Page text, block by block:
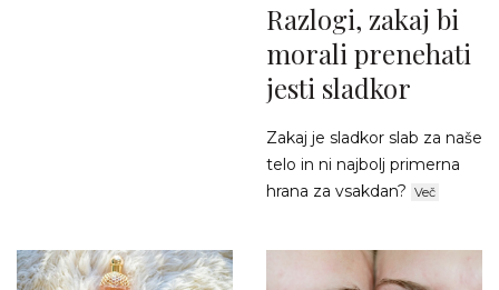
Razlogi, zakaj bi
morali prenehati
jesti sladkor
Zakaj je sladkor slab za naše
telo in ni najbolj primerna
hrana za vsakdan? Več